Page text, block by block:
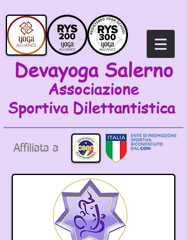
Devayoga Salerno
Associazione
Sportiva Dilettantistica
Affiliata a